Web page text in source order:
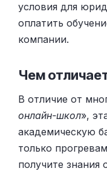
условия для
оплатить
компании.
Чем
В отличие от
онлайн-школ»,
академическую
только
получите знания